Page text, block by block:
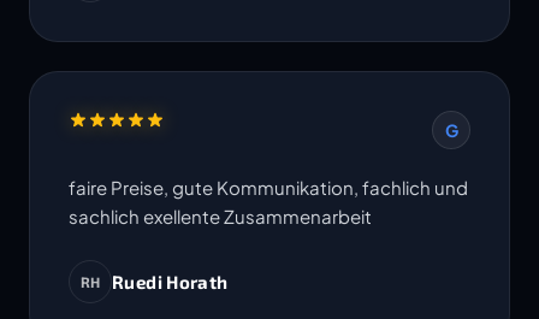
G
faire Preise, gute Kommunikation, fachlich und
sachlich exellente Zusammenarbeit
RH Ruedi Horath